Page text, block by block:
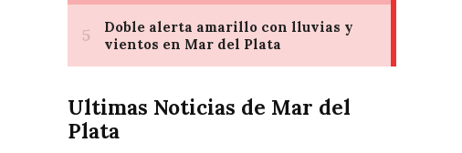
Ultimas Noticias de Mar del
Plata